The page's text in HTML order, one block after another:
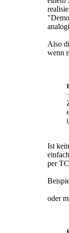
Also
wenn
Ist
per
oder